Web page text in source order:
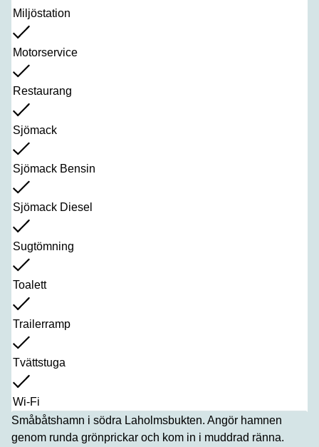
Miljöstation
Motorservice
Restaurang
Sjömack
Sjömack Bensin
Sjömack Diesel
Sugtömning
Toalett
Trailerramp
Tvättstuga
Wi-Fi
Småbåtshamn i södra Laholmsbukten. Angör hamnen
genom runda grönprickar och kom in i muddrad ränna.